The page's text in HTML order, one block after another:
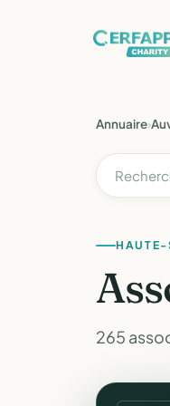
Annuaire›
HAUTE-
265